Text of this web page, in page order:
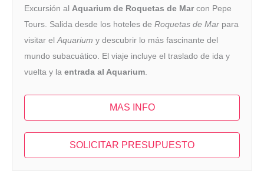
Excursión al Aquarium de Roquetas de Marcon Pepe
Tours. Salida desde los hoteles de Roquetas de Mar para
visitar el Aquarium y descubrir lo más fascinante del
mundo subacuático. El viaje incluye el traslado de ida y
vuelta y la entrada al Aquarium
MAS INFO
SOLICITAR PRESUPUESTO